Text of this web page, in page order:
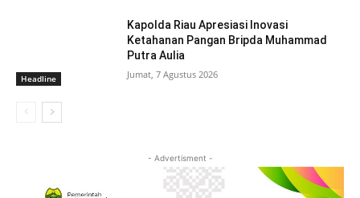
Headline
Kapolda Riau Apresiasi Inovasi
Ketahanan Pangan Bripda Muhammad
Putra Aulia
Jumat, 7 Agustus 2026
- Advertisment -